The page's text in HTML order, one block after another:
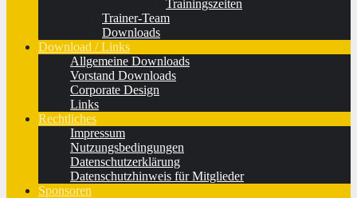
Trainingszeiten
Trainer-Team
Downloads
Download / Links
Allgemeine Downloads
Vorstand Downloads
Corporate Design
Links
Rechtliches
Impressum
Nutzungsbedingungen
Datenschutzerklärung
Datenschutzhinweis für Mitglieder
Sponsoren